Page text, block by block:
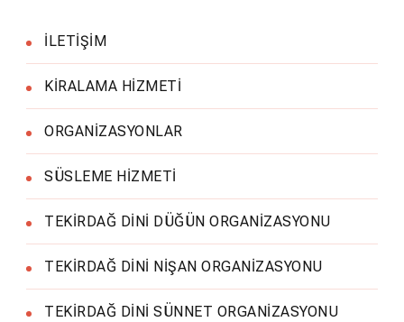
İLETİŞİM
KİRALAMA HİZMETİ
ORGANİZASYONLAR
SÜSLEME HİZMETİ
TEKİRDAĞ DİNİ DÜĞÜN ORGANİZASYONU
TEKİRDAĞ DİNİ NİŞAN ORGANİZASYONU
TEKİRDAĞ DİNİ SÜNNET ORGANİZASYONU